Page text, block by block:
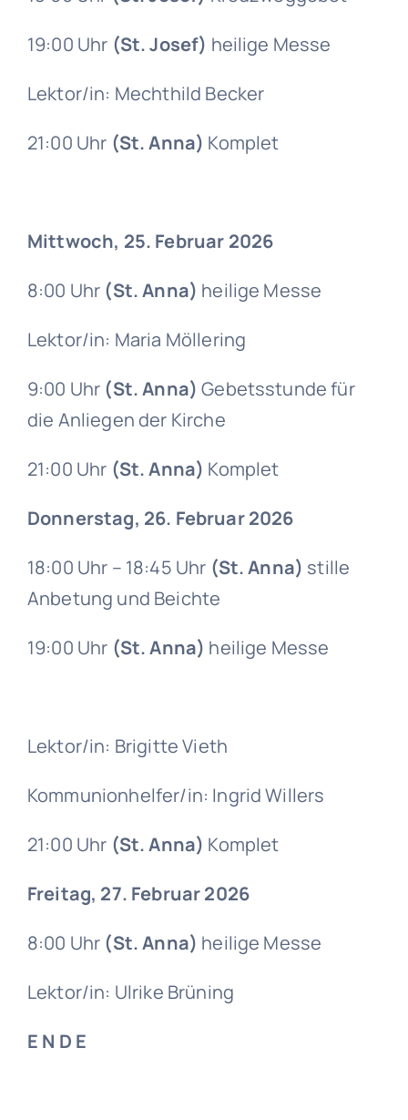
19:00 Uhr (St. Josef) heilige Messe
Lektor/in: Mechthild Becker
21:00 Uhr (St. Anna) Komplet
Mittwoch, 25. Februar 2026
8:00 Uhr (St. Anna) heilige Messe
Lektor/in: Maria Möllering
9:00 Uhr (St. Anna) Gebetsstunde für
die Anliegen der Kirche
21:00 Uhr (St. Anna) Komplet
Donnerstag, 26. Februar 2026
18:00 Uhr – 18:45 Uhr (St. Anna) stille
Anbetung und Beichte
19:00 Uhr (St. Anna) heilige Messe
Lektor/in: Brigitte Vieth
Kommunionhelfer/in: Ingrid Willers
21:00 Uhr (St. Anna) Komplet
Freitag, 27. Februar 2026
8:00 Uhr (St. Anna) heilige Messe
Lektor/in: Ulrike Brüning
E N D E